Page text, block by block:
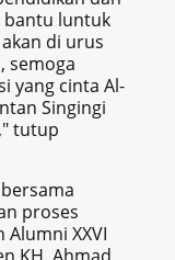
bantu luntuk
di urus
semoga
yang cinta Al-
Singingi
tutup
proses
XXVI